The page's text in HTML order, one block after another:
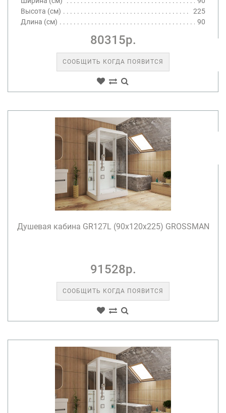
Высота (см)
225
Длина (см)
90
80315р.
СООБЩИТЬ КОГДА ПОЯВИТСЯ
Душевая кабина GR127L (90x120x225) GROSSMAN
91528р.
СООБЩИТЬ КОГДА ПОЯВИТСЯ